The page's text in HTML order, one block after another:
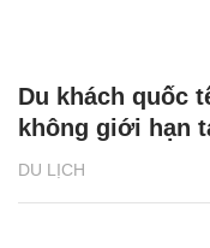
DU LỊCH
Du khách quốc
không giới hạn